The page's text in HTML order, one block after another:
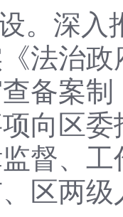
。深入
法治
备案
向区
督、
区两